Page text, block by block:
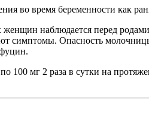
во время беременности как
наблюдается перед
симптомы. Опасность
мг 2 раза в сутки на